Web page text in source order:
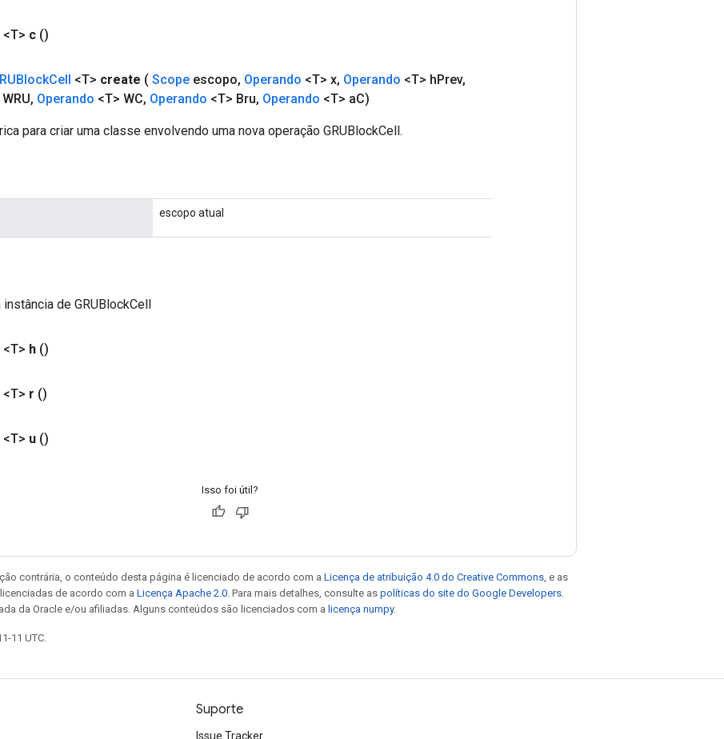
<T> c ()
Cell <T> create ( Scope escopo, Operando <T> x, Operando <T> hPrev,
, Operando <T> WC, Operando <T> Bru, Operando <T> aC)
para criar uma classe envolvendo uma nova operação GRUBlockCell.
escopo atual
instância de GRUBlockCell
<T> h ()
<T> r ()
<T> u ()
Isso foi útil?
contrária, o conteúdo desta página é licenciado de acordo com a Licença de atribuição 4.0 do Creative Commons , e as
de acordo com a Licença Apache 2.0 . Para mais detalhes, consulte as políticas do site do Google Developers
da Oracle e/ou afiliadas. Alguns conteúdos são licenciados com a licença numpy.
11 UTC.
Suporte
Issue Tracker